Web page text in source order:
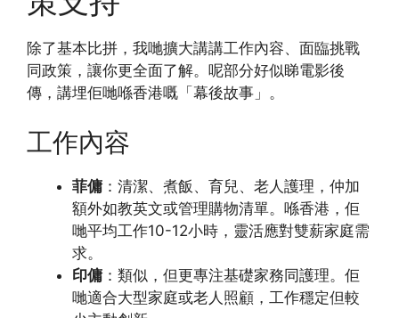
除了基本比拼，我哋擴大講講工作內容、面臨挑戰
同政策，讓你更全面了解。呢部分好似睇電影後
傳，講埋佢哋喺香港嘅「幕後故事」。
工作內容
菲傭：清潔、煮飯、育兒、老人護理，仲加
額外如教英文或管理購物清單。喺香港，佢
哋平均工作10-12小時，靈活應對雙薪家庭需
求。
印傭：類似，但更專注基礎家務同護理。佢
哋適合大型家庭或老人照顧，工作穩定但較